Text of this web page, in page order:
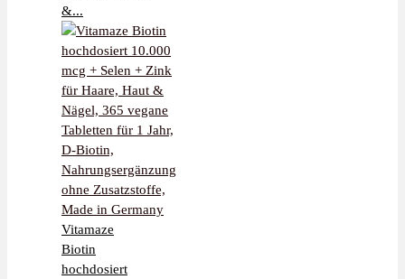
&...
Vitamaze
Biotin
hochdosiert